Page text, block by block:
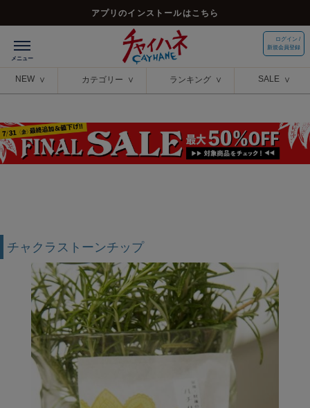
アプリのインストールはこちら
ログイン /
新規会員登録
NEW カテゴリー ランキング SALE
チャクラストーンチップ